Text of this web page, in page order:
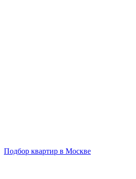
Подбор квартир в Москве